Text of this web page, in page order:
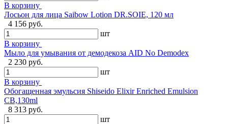
В корзину
Лосьон для лица Saibow Lotion DR.SOIE, 120 мл
4 156 руб.
шт
В корзину
Мыло для умывания от демодекоза AID No Demodex
2 230 руб.
шт
В корзину
Обогащенная эмульсия Shiseido Elixir Enriched Emulsion
CB,130ml
8 313 руб.
шт